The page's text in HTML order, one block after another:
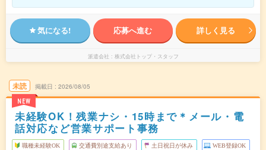
気になる! 応募へ進む 詳しく見る
派遣会社 株式会社トップ・スタッフ
未読
NEW
掲載日 2026/08/05
未経験OK！残業ナシ・15時まで＊メール・電
話対応など営業サポート事務
職種未経験OK 交通費別途支給あり 土日祝日が休み WEB登録OK